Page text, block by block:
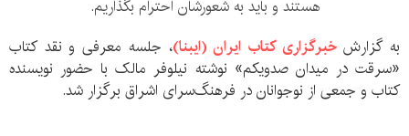
هستند و باید به شعورشان احترام بگذاریم.
به گزارش خبرگزاری کتاب ایران (ایبنا)، جلسه معرفی و نقد کتاب
«سرقت در میدان صدویکم» نوشته نیلوفر مالک با حضور نویسنده
کتاب و جمعی از نوجوانان در فرهنگ‌سرای اشراق برگزار شد.